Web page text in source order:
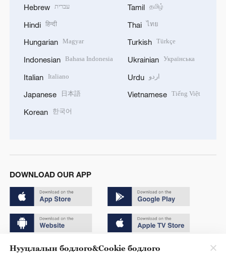
Hebrew עברית
Hindi हिन्दी
Hungarian Magyar
Indonesian Bahasa Indonesia
Italian Italiano
Japanese 日本語
Korean 한국어
Tamil தமிழ்
Thai ไทย
Turkish Türkçe
Ukrainian Українська
Urdu اردو
Vietnamese Tiếng Việt
DOWNLOAD OUR APP
Copyright © 2024 CGTN.
Нууцлалын бодлого&Cookie бодлого